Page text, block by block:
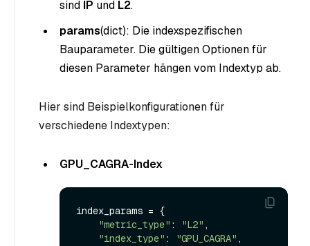
sind IP und L2.
params(dict): Die indexspezifischen
Bauparameter. Die gültigen Optionen für
diesen Parameter hängen vom Indextyp ab.
Hier sind Beispielkonfigurationen für
verschiedene Indextypen:
GPU_CAGRA-Index
index_params = {
"metric_type" : "L2" ,
"index_type" : "GPU_CAGRA" ,